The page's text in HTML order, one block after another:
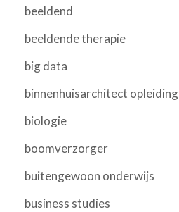
beeldend
beeldende therapie
big data
binnenhuisarchitect opleiding
biologie
boomverzorger
buitengewoon onderwijs
business studies